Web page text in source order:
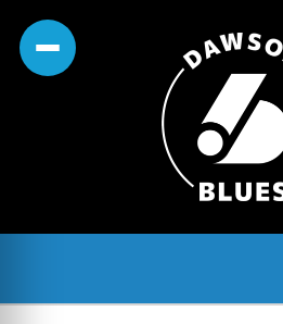
Skip